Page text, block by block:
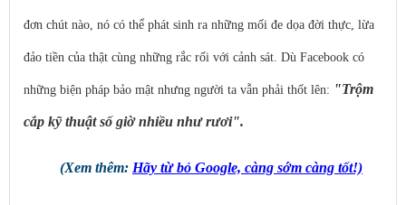
đơn chút nào, nó có thể phát sinh ra những mối đe dọa đời thực, lừa
đảo tiền của thật cùng những rắc rối với cảnh sát. Dù Facebook có
những biện pháp bảo mật nhưng người ta vẫn phải thốt lên: "Trộm
cắp kỹ thuật số giờ nhiều như rươi".
(Xem thêm: Hãy từ bỏ Google, càng sớm càng tốt!)